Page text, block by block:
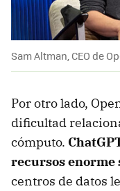
Sam Altman, CEO de
Por otro lado,
dificultad
cómputo.
recursos enorme
centros de datos